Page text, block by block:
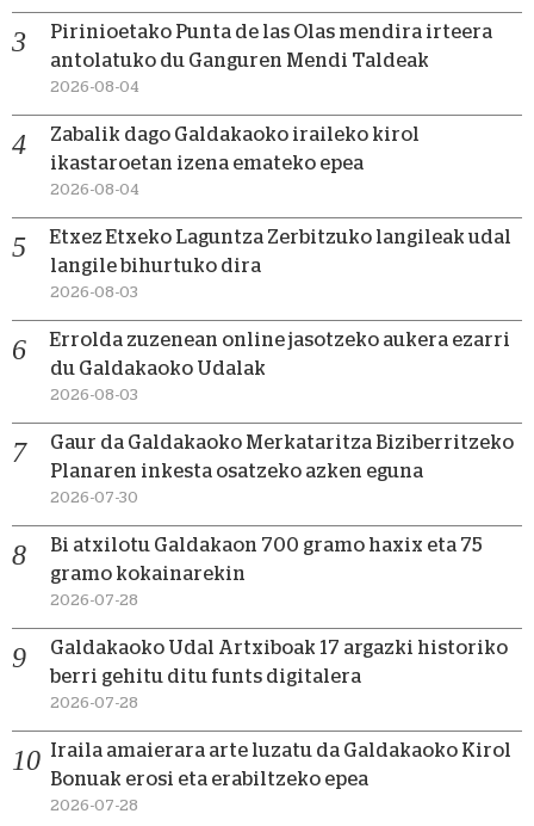
Pirinioetako Punta de las Olas mendira irteera
antolatuko du Ganguren Mendi Taldeak
2026-08-04
Zabalik dago Galdakaoko iraileko kirol
ikastaroetan izena emateko epea
2026-08-04
Etxez Etxeko Laguntza Zerbitzuko langileak udal
langile bihurtuko dira
2026-08-03
Errolda zuzenean online jasotzeko aukera ezarri
du Galdakaoko Udalak
2026-08-03
Gaur da Galdakaoko Merkataritza Biziberritzeko
Planaren inkesta osatzeko azken eguna
2026-07-30
Bi atxilotu Galdakaon 700 gramo haxix eta 75
gramo kokainarekin
2026-07-28
Galdakaoko Udal Artxiboak 17 argazki historiko
berri gehitu ditu funts digitalera
2026-07-28
Iraila amaierara arte luzatu da Galdakaoko Kirol
Bonuak erosi eta erabiltzeko epea
2026-07-28